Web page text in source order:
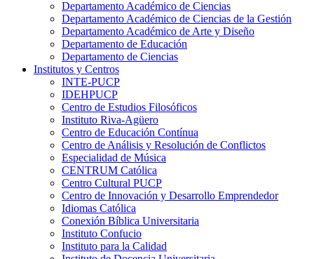
Departamento Académico de Ciencias
Departamento Académico de Ciencias de la Gestión
Departamento Académico de Arte y Diseño
Departamento de Educación
Departamento de Ciencias
Institutos y Centros
INTE-PUCP
IDEHPUCP
Centro de Estudios Filosóficos
Instituto Riva-Agüero
Centro de Educación Contínua
Centro de Análisis y Resolución de Conflictos
Especialidad de Música
CENTRUM Católica
Centro Cultural PUCP
Centro de Innovación y Desarrollo Emprendedor
Idiomas Católica
Conexión Bíblica Universitaria
Instituto Confucio
Instituto para la Calidad